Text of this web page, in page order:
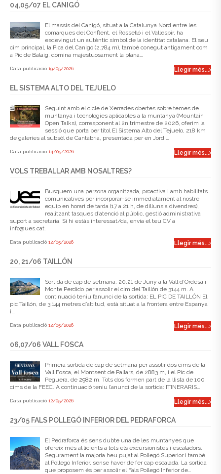
04,05/07 EL CANIGÓ
El massís del Canigó, situat a la Catalunya Nord entre les
comarques del Conflent, el Rosselló i el Vallespir, ha
esdevingut un autèntic símbol de la identitat catalana. El seu
cim principal, la Pica del Canigó (2.784 m), també conegut antigament com
a Pic de Balaig, domina majestuosament la plana…
Data publicació 19/05/2026 Llegir més...
EL SISTEMA ALTO DEL TEJUELO
Seguint amb el cicle de Xerrades obertes sobre temes de
muntanya i tecnologies aplicables a la muntanya (Mountain
Open Talks), corresponent al 2n trimestre de 2026, oferim la
sessió que porta per títol El Sistema Alto del Tejuelo, 218 km
de galeries al subsòl de Cantàbria, presentada per en Jordi…
Data publicació 14/05/2026 Llegir més...
VOLS TREBALLAR AMB NOSALTRES?
Busquem una persona organitzada, proactiva i amb habilitats
comunicatives per incorporar-se immediatament al nostre
equip en horari de tarda (17 a 21 h, de dilluns a divendres),
realitzant tasques d’atenció al públic, gestió administrativa i
suport a secretaria. Si hi estàs interessat/da, envia el teu CV a
info@ues.cat.
Data publicació 12/05/2026 Llegir més...
20, 21/06 TAILLÓN
Sortida de cap de setmana, 20,21 de Juny a la Vall d’Ordesa i
Monte Perdido per assolir el cim del Taillón de 3144 m. A
continuació teniu l’anunci de la sortida: EL PIC DE TAILLÓN El
pic Taillón, de 3.144 metres d’altitud, està situat a la frontera entre Espanya
i…
Data publicació 12/05/2026 Llegir més...
06,07/06 VALL FOSCA
Primera sortida de cap de setmana per assolir dos cims de la
Vall Fosca, el Montsent de Pallars, de 2883 m, i el Pic de
Peguera, de 2982 m. Tots dos formen part de la llista de 100
cims de la FEEC. A continuació teniu l’anunci de la sortida: ITINERARIS…
Data publicació 12/05/2026 Llegir més...
23/05 FALS POLLEGÓ INFERIOR DEL PEDRAFORCA
El Pedraforca és sens dubte una de les muntanyes que
ofereix més al·licients a tots els excursionistes i escaladors.
Segurament la majoria heu pujat al Pollegó Superior i també
al Pollegó Inferior, sense haver de fer cap escalada. La sortida
que proposem és per assolir el Fals Pollegó Inferior de…